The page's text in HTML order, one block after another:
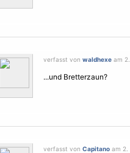
verfasst von waldhexe am
...und Bretterzaun?
verfasst von Capitano am 2.